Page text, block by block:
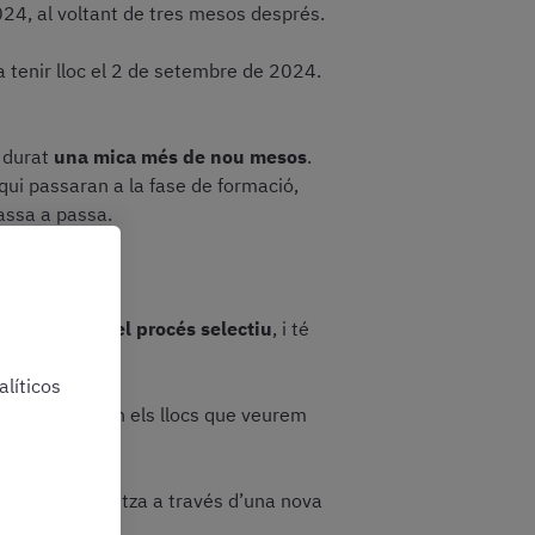
al voltant de tres mesos després.
tenir lloc el 2 de setembre de 2024.
una mica més de nou mesos.
passaran a la fase de formació,
a passa.
tràmits del procés selectiu, i té
publicació en els llocs que veurem
que es realitza a través d’una nova